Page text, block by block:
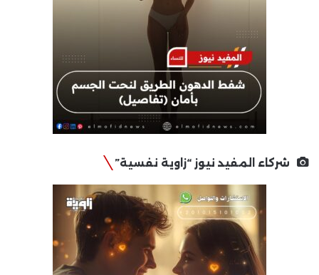
شركاء المفيد نيوز “زاوية نفسية”